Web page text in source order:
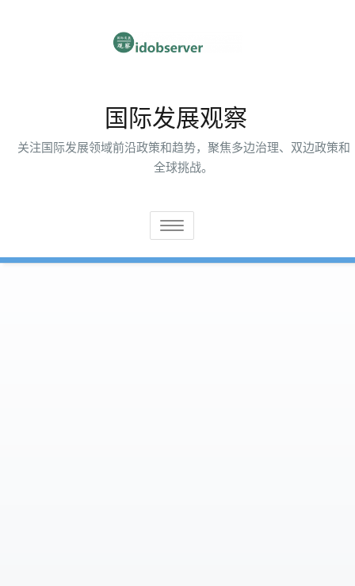
国际发展观察
关注国际发展领域前沿政策和趋势，聚焦多边治理、双边政策和
全球挑战。
切